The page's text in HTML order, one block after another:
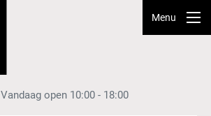
Menu
Vandaag open 10:00 - 18:00